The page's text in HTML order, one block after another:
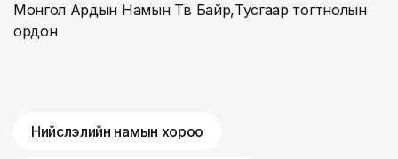
Монгол Ардын Намын Төв Байр,Тусгаар тогтнолын
ордон
Нийслэлийн намын хороо